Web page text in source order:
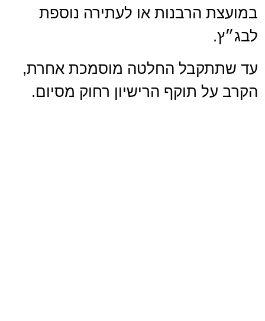
במועצת הרבנות או לעתירה נוספת
לבג״ץ.
עד שתתקבל החלטה מוסמכת אחרת,
הקרב על תוקף הרישיון רחוק מסיום.